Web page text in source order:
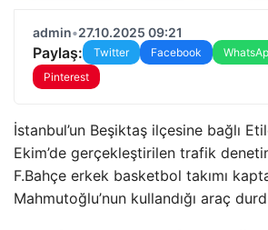
admin•27.10.2025 09:21
Paylaş: Twitter Facebook
Pinterest
İstanbul’un Beşiktaş ilçesine bağlı
Ekim’de gerçekleştirilen trafik
F.Bahçe erkek basketbol takımı
Mahmutoğlu’nun kullandığı araç